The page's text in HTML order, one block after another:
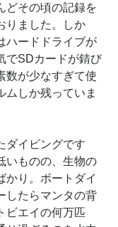
どその頃の記録を
りました。しか
ハードドライブが
でSDカードが錆び
数が少なすぎて使
ムしか残っていま
ダイビングです
いものの、生物の
かり。ボートダイ
したらマンタの背
ビエイの何万匹